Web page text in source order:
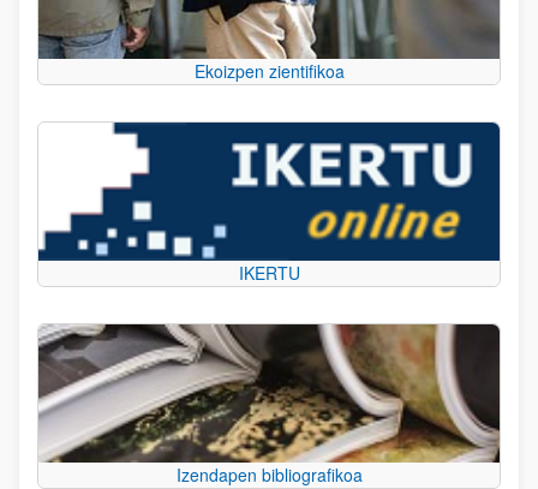
Ekoizpen zientifikoa
IKERTU
Izendapen bibliografikoa